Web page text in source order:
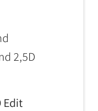
2,5D
Edit